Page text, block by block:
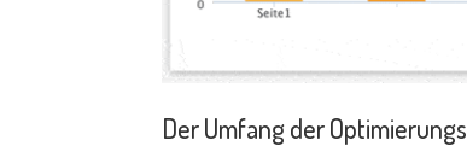
Der Umfang der